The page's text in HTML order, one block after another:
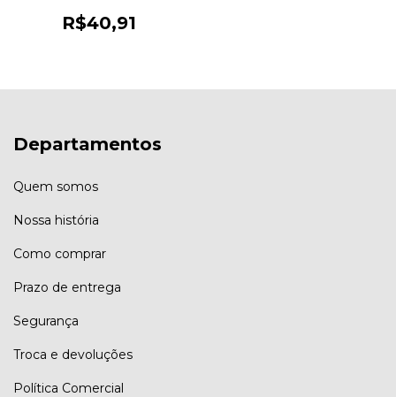
R$40,91
Departamentos
Quem somos
Nossa história
Como comprar
Prazo de entrega
Segurança
Troca e devoluções
Política Comercial